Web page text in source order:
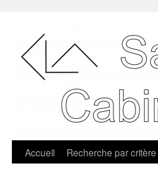
Accueil Recherche par critère